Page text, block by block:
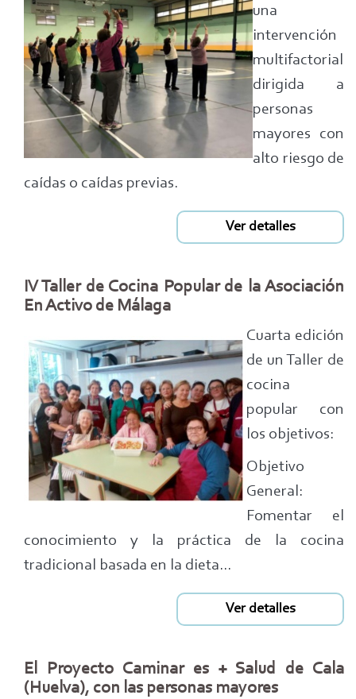
una
intervención
multifactorial
dirigida a
personas
mayores con
alto riesgo de
caídas o caídas previas.
Ver detalles
IV Taller de Cocina Popular de la Asociación
En Activo de Málaga
Cuarta edición
de un Taller de
cocina
popular con
los objetivos:
Objetivo
General:
Fomentar el
conocimiento y la práctica de la cocina
tradicional basada en la dieta...
Ver detalles
El Proyecto Caminar es + Salud de Cala
(Huelva), con las personas mayores